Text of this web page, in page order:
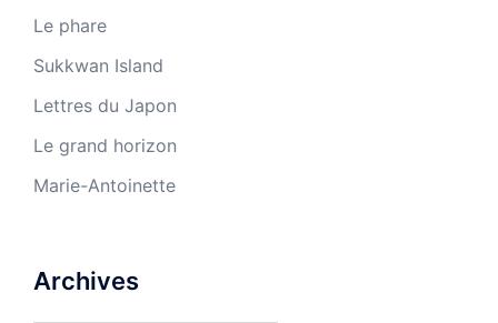
Le phare
Sukkwan Island
Lettres du Japon
Le grand horizon
Marie-Antoinette
Archives